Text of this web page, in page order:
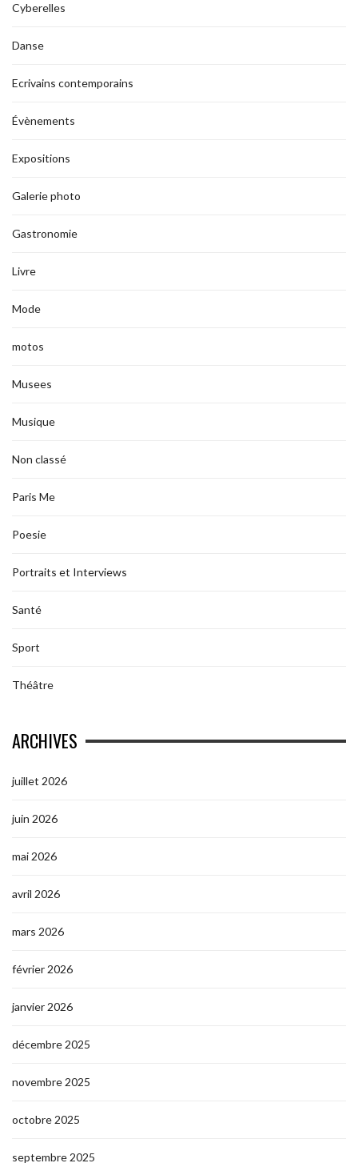
Cyberelles
Danse
Ecrivains contemporains
Évènements
Expositions
Galerie photo
Gastronomie
Livre
Mode
motos
Musees
Musique
Non classé
Paris Me
Poesie
Portraits et Interviews
Santé
Sport
Théâtre
ARCHIVES
juillet 2026
juin 2026
mai 2026
avril 2026
mars 2026
février 2026
janvier 2026
décembre 2025
novembre 2025
octobre 2025
septembre 2025